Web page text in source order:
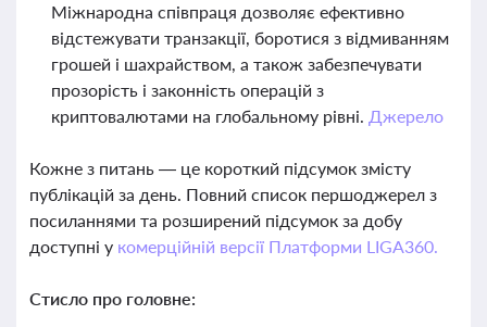
Міжнародна співпраця дозволяє ефективно
відстежувати транзакції, боротися з відмиванням
грошей і шахрайством, а також забезпечувати
прозорість і законність операцій з
криптовалютами на глобальному рівні. Джерело
Кожне з питань — це короткий підсумок змісту
публікацій за день. Повний список першоджерел з
посиланнями та розширений підсумок за добу
доступні у комерційній версії Платформи LIGA360.
Стисло про головне: